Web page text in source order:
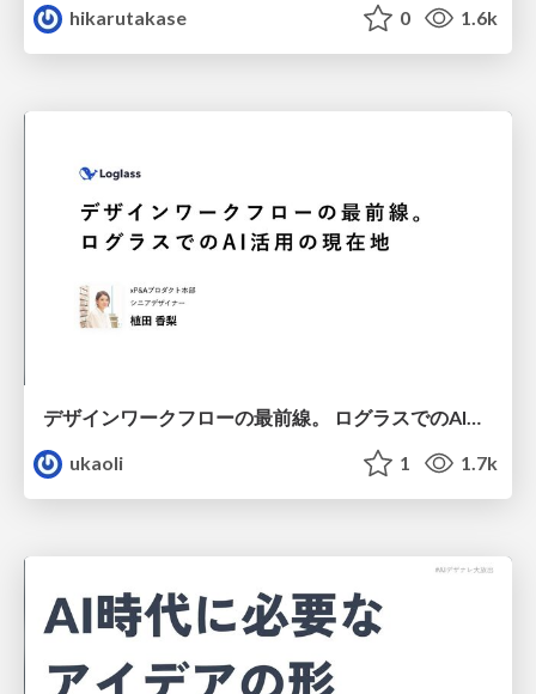
hikarutakase
0 1.6k
デザインワークフローの最前線。 ログラスでのAI活用の現在地
ukaoli
1 1.7k